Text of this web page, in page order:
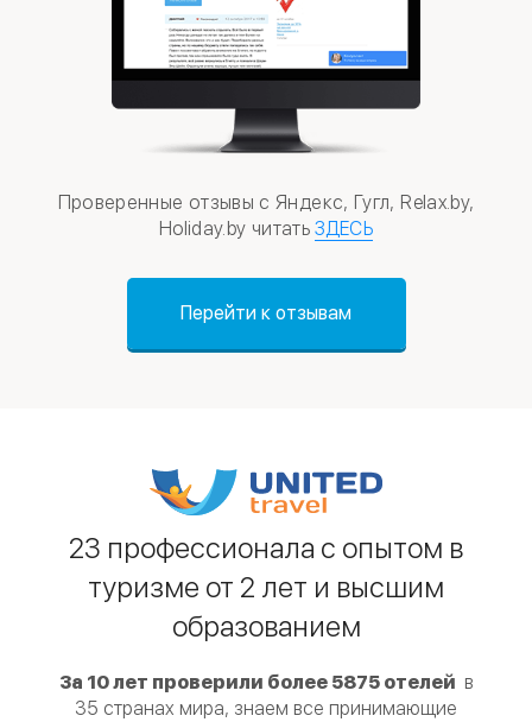
Проверенные отзывы с Яндекс, Гугл, Relax.by,
Holiday.by читатьЗДЕСЬ
Перейти к отзывам
23 профессионала с опытом в
туризме от 2 лет и высшим
образованием
За 10 лет проверили более 5875 отелей в
35 странах мира, знаем все принимающие